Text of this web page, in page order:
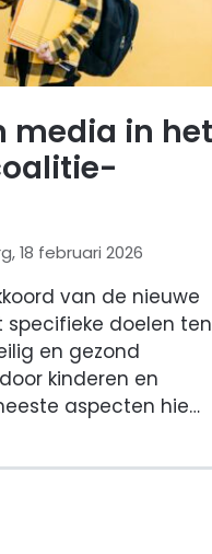
media in het
18 februari 2026
van de nieuwe
doelen ten
en gezond
kinderen en
aspecten hie…